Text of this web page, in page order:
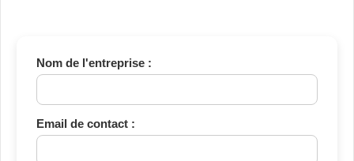
Nom de l'entreprise :
Email de contact :